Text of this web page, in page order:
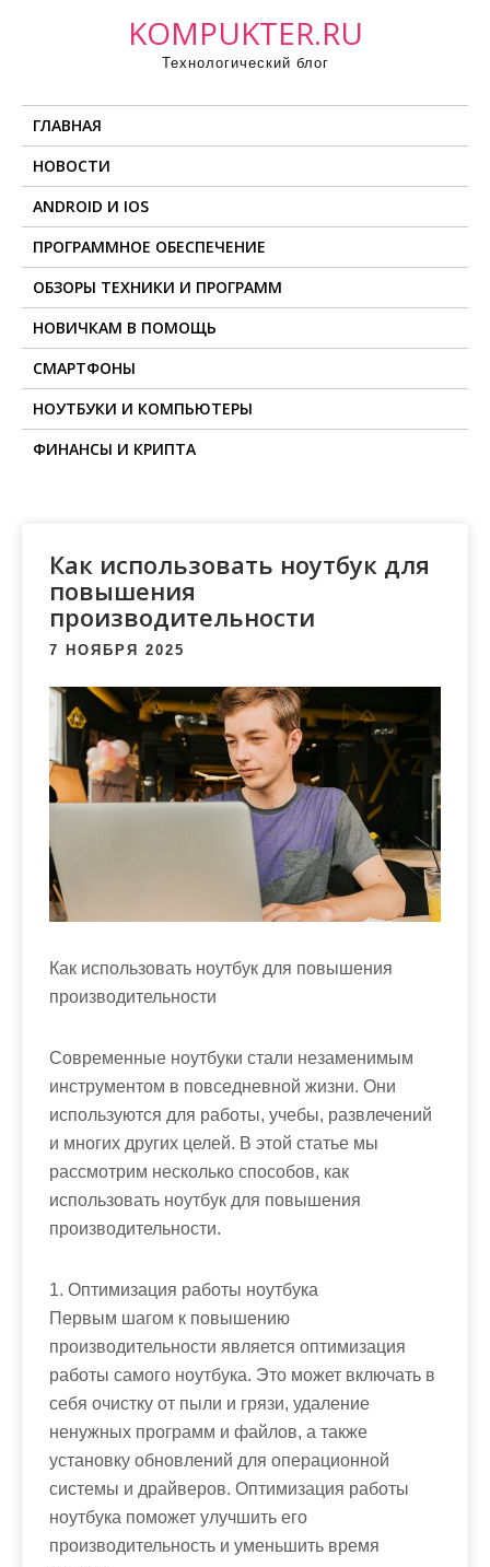
KOMPUKTER.RU
Технологический блог
ГЛАВНАЯ
НОВОСТИ
ANDROID И IOS
ПРОГРАММНОЕ ОБЕСПЕЧЕНИЕ
ОБЗОРЫ ТЕХНИКИ И ПРОГРАММ
НОВИЧКАМ В ПОМОЩЬ
СМАРТФОНЫ
НОУТБУКИ И КОМПЬЮТЕРЫ
ФИНАНСЫ И КРИПТА
Как использовать ноутбук для
повышения
производительности
7 НОЯБРЯ 2025
Как использовать ноутбук для повышения
производительности
Современные ноутбуки стали незаменимым
инструментом в повседневной жизни. Они
используются для работы, учебы, развлечений
и многих других целей. В этой статье мы
рассмотрим несколько способов, как
использовать ноутбук для повышения
производительности.
1. Оптимизация работы ноутбука
Первым шагом к повышению
производительности является оптимизация
работы самого ноутбука. Это может включать в
себя очистку от пыли и грязи, удаление
ненужных программ и файлов, а также
установку обновлений для операционной
системы и драйверов. Оптимизация работы
ноутбука поможет улучшить его
производительность и уменьшить время